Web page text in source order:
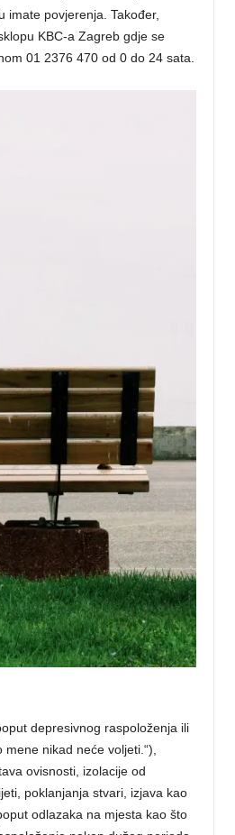
imate povjerenja. Također,
KBC-a Zagreb gdje se
01 2376 470 od 0 do 24 sata.
depresivnog raspoloženja ili
nikad neće voljeti.“),
ovisnosti, izolacije od
poklanjanja stvari, izjava kao
odlazaka na mjesta kao što